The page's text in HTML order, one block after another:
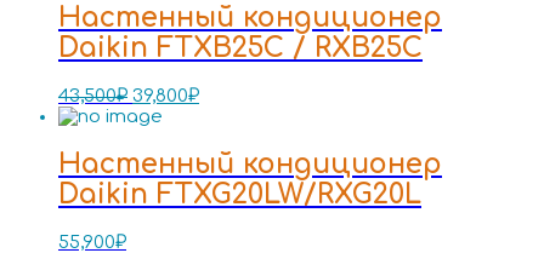
Настенный кондиционер
Daikin FTXB25C / RXB25C
43,500₽ 39,800₽
Настенный кондиционер
Daikin FTXG20LW/RXG20L
55,900₽